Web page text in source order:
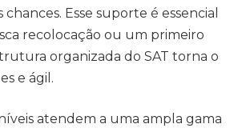
Esse suporte é essencial
recolocação ou um primeiro
organizada do SAT torna o
e ágil.
atendem a uma ampla gama